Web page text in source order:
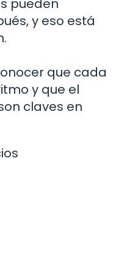
y eso está
que cada
y que el
claves en